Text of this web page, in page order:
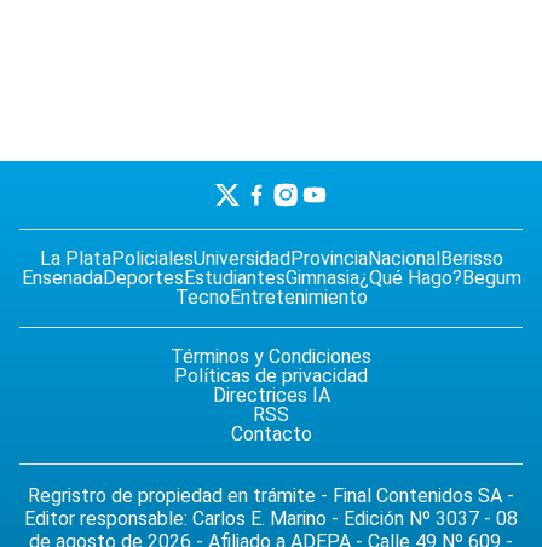
La PlataPolicialesUniversidad ProvinciaNacional Berisso
EnsenadaDeportes EstudiantesGimnasia¿Qué Hago? Begum
TecnoEntretenimiento
Términos y Condiciones
Políticas de privacidad
Directrices IA
RSS
Contacto
Regristro de propiedad en trámite - Final Contenidos SA -
Editor responsable: Carlos E. Marino - Edición Nº 3037 - 08
de agosto de 2026 - Afiliado a ADEPA - Calle 49 Nº 609 -